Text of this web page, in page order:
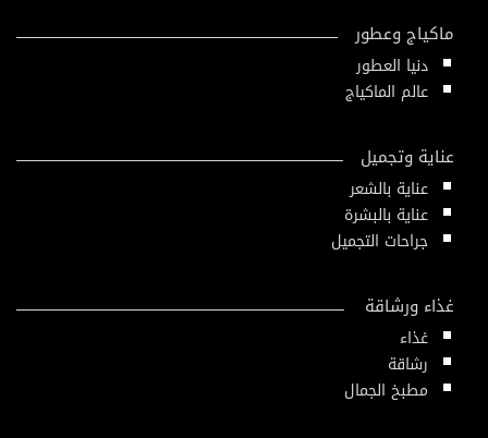
ماكياج وعطور
دنيا العطور
عالم الماكياج
عناية وتجميل
عناية بالشعر
عناية بالبشرة
جراحات التجميل
غذاء ورشاقة
غذاء
رشاقة
مطبخ الجمال